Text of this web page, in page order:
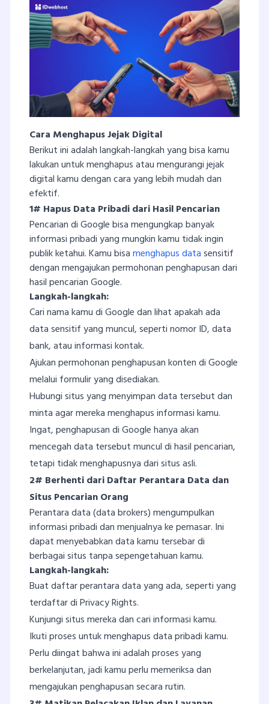
Cara Menghapus Jejak Digital
Berikut ini adalah langkah-langkah yang bisa kamu
lakukan untuk menghapus atau mengurangi jejak
digital kamu dengan cara yang lebih mudah dan
efektif.
1# Hapus Data Pribadi dari Hasil Pencarian
Pencarian di Google bisa mengungkap banyak
informasi pribadi yang mungkin kamu tidak ingin
publik ketahui. Kamu bisamenghapus datasensitif
dengan mengajukan permohonan penghapusan dari
hasil pencarian Google.
Langkah-langkah:
Cari nama kamu di Google dan lihat apakah ada
data sensitif yang muncul, seperti nomor ID, data
bank, atau informasi kontak.
Ajukan permohonan penghapusan konten di Google
melalui formulir yang disediakan.
Hubungi situs yang menyimpan data tersebut dan
minta agar mereka menghapus informasi kamu.
Ingat, penghapusan di Google hanya akan
mencegah data tersebut muncul di hasil pencarian,
tetapi tidak menghapusnya dari situs asli.
2# Berhenti dari Daftar Perantara Data dan
Situs Pencarian Orang
Perantara data (data brokers) mengumpulkan
informasi pribadi dan menjualnya ke pemasar. Ini
dapat menyebabkan data kamu tersebar di
berbagai situs tanpa sepengetahuan kamu.
Langkah-langkah:
Buat daftar perantara data yang ada, seperti yang
terdaftar di Privacy Rights.
Kunjungi situs mereka dan cari informasi kamu.
Ikuti proses untuk menghapus data pribadi kamu.
Perlu diingat bahwa ini adalah proses yang
berkelanjutan, jadi kamu perlu memeriksa dan
mengajukan penghapusan secara rutin.